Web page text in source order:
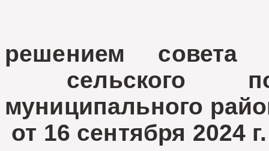
решением совета
сельского
муниципального
от 16 сентября 2024